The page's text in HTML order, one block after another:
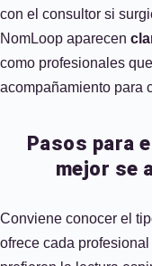
con el consultor si
NomLoop aparecen
como profesionales
acompañamiento para
Pasos para
mejor se
Conviene conocer el
ofrece cada